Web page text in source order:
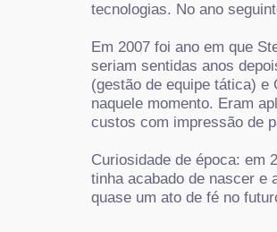
tecnologias. No ano
Em 2007 foi ano em que
seriam sentidas anos
(gestão de equipe tática)
naquele momento. Eram
custos com impressão de
Curiosidade de época: em
tinha acabado de nascer e
quase um ato de fé no